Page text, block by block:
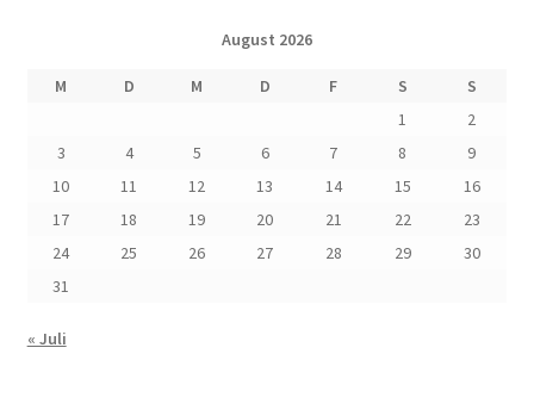
August 2026
M D M D F S
S
1
2
3
4 5 6 7 8
9
10
11 12 13 14 15
16
17
18 19 20 21 22
23
24
25 26 27 28 29
30
31
« Juli